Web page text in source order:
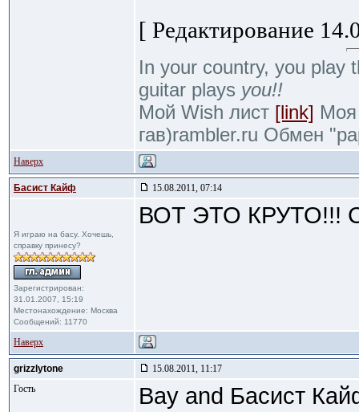
[ Редактирование
In your country, you play
guitar plays you!!
Мой Wish лист [link] Моя
гав)rambler.ru Обмен
Наверх
Басист Кайф 15.08.2011, 07:14
Я играю на басу. Хочешь,
справку принесу?
Зарегистрирован:
31.01.2007, 15:19
Местонахождение: Москва
Сообщений: 11770
ВОТ ЭТО КРУТО!!!
Наверх
grizzlytone
15.08.2011, 11:17
Гость
Bay and Басист